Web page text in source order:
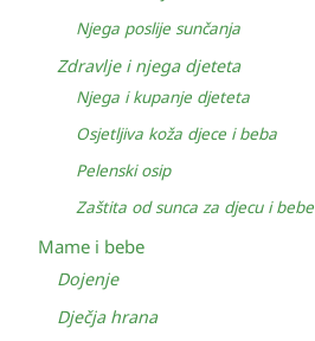
Njega poslije sunčanja
Zdravlje i njega djeteta
Njega i kupanje djeteta
Osjetljiva koža djece i beba
Pelenski osip
Zaštita od sunca za djecu i bebe
Mame i bebe
Dojenje
Dječja hrana